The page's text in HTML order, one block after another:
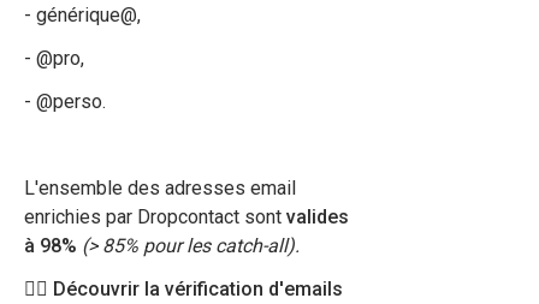
- générique@,
- @pro,
- @perso.
L'ensemble des adresses email
enrichies par Dropcontact sont valides
à 98% (> 85% pour les catch-all).
👉🏻 Découvrir la vérification d'emails